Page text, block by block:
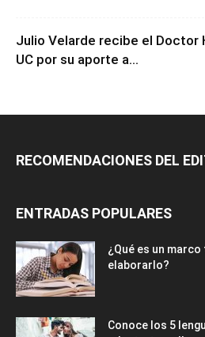
Julio Velarde recibe el Doctor
UC por su aporte a...
RECOMENDACIONES DEL
ENTRADAS POPULARES
¿Qué es un
elaborarlo?
Conoce los 5